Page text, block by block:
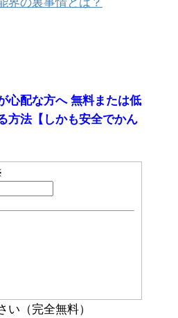
心配な方へ 無料または低
方法【しかも安全でかん
い（完全無料）